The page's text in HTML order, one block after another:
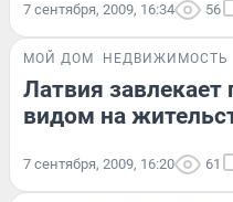
7 сентября, 2009, 16:34 56
МОЙ ДОМ НЕДВИЖИМОСТЬ
Латвия
видом на
7 сентября, 2009, 16:20 61